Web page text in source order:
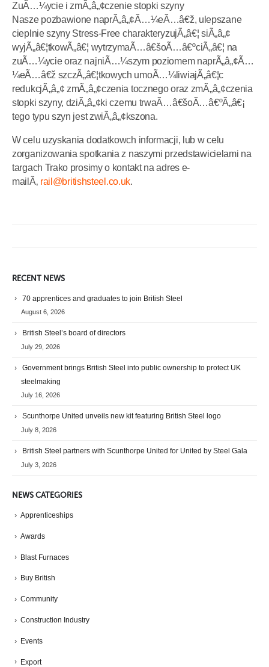
ZuÃ…¼ycie i zmÃ„â„¢czenie stopki szyny
Nasze pozbawione naprÃ„â„¢Ã…¼eÃ…â€ž, ulepszane
cieplnie szyny Stress-Free charakteryzujÃ„â€¦ siÃ„â„¢
wyjÃ„â€¦tkowÃ„â€¦ wytrzymaÃ…â€šoÃ…â€ºciÃ„â€¦ na
zuÃ…¼ycie oraz najniÃ…¼szym poziomem naprÃ„â„¢Ã…
¼eÃ…â€ž szczÃ„â€¦tkowych umoÃ…¼liwiajÃ„â€¦c
redukcjÃ„â„¢ zmÃ„â„¢czenia tocznego oraz zmÃ„â„¢czenia
stopki szyny, dziÃ„â„¢ki czemu trwaÃ…â€šoÃ…â€ºÃ„â€¡
tego typu szyn jest zwiÃ„â„¢kszona.
W celu uzyskania dodatkowch informacji, lub w celu
zorganizowania spotkania z naszymi przedstawicielami na
targach Trako prosimy o kontakt na adres e-
mail Ã‚ rail@britishsteel.co.uk.
RECENT NEWS
70 apprentices and graduates to join British Steel
August 6, 2026
British Steel’s board of directors
July 29, 2026
Government brings British Steel into public ownership to protect UK
steelmaking
July 16, 2026
Scunthorpe United unveils new kit featuring British Steel logo
July 8, 2026
British Steel partners with Scunthorpe United for United by Steel Gala
July 3, 2026
NEWS CATEGORIES
Apprenticeships
Awards
Blast Furnaces
Buy British
Community
Construction Industry
Events
Export